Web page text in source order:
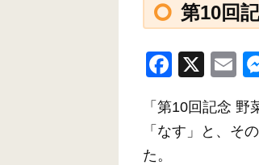
第10回
F
c
e
X
E
「第10回記念
「なす」と、そ
た。